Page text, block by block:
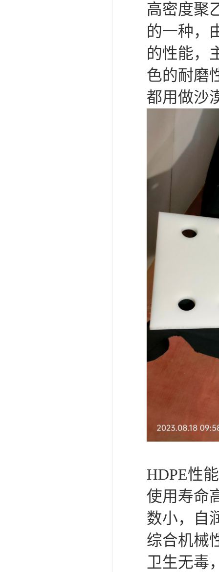
高密度聚
的一种，
的性能，
色的耐磨
都用做沙
HDPE性
使用寿命
数小，自
综合机械
卫生无毒